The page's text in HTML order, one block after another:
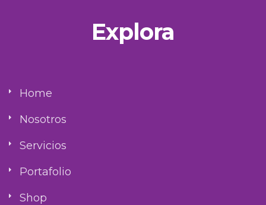
Explora
Home
Nosotros
Servicios
Portafolio
Shop